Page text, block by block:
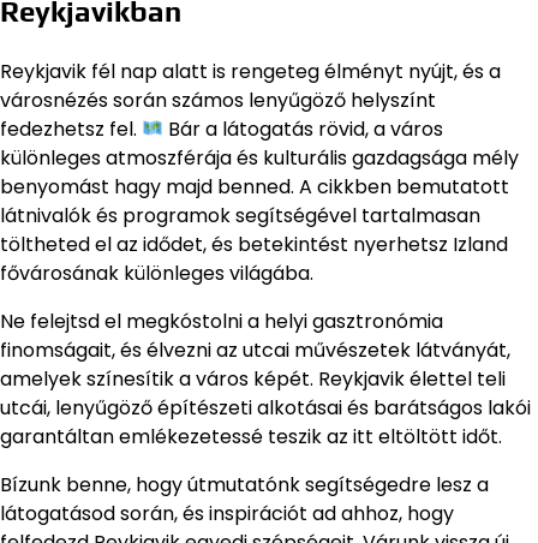
Reykjavikban
Reykjavik fél nap alatt is rengeteg élményt nyújt, és a
városnézés során számos lenyűgöző helyszínt
fedezhetsz fel.
Bár a látogatás rövid, a város
különleges atmoszférája és kulturális gazdagsága mély
benyomást hagy majd benned. A cikkben bemutatott
látnivalók és programok segítségével tartalmasan
töltheted el az idődet, és betekintést nyerhetsz Izland
fővárosának különleges világába.
Ne felejtsd el megkóstolni a helyi gasztronómia
finomságait, és élvezni az utcai művészetek látványát,
amelyek színesítik a város képét. Reykjavik élettel teli
utcái, lenyűgöző építészeti alkotásai és barátságos lakói
garantáltan emlékezetessé teszik az itt eltöltött időt.
Bízunk benne, hogy útmutatónk segítségedre lesz a
látogatásod során, és inspirációt ad ahhoz, hogy